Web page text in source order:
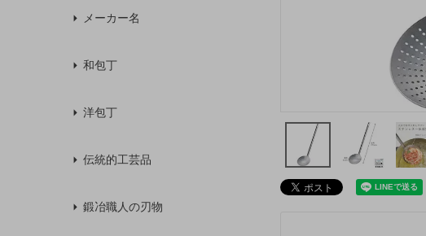
メーカー名
和包丁
洋包丁
伝統的工芸品
鍛冶職人の刃物